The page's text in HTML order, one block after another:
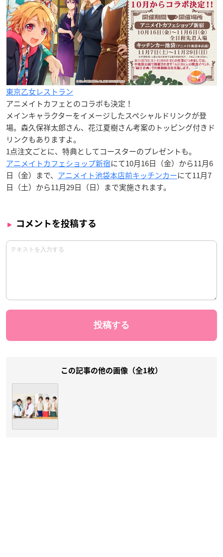
東京乙女レストラン
アニメイトカフェとのコラボも決定！
メインキャラクターをイメージしたスペシャルドリンクが登
場。森久保祥太郎さん、花江夏樹さん考案のトッピング付きド
リンクもありますよ。
1点注文ごとに、特典としてコースターのプレゼントも。
アニメイトカフェショップ新宿にて10月16日（金）から11月6
日（金）まで、 アニメイト池袋本店前キッチンカーにて11月7
日（土）から11月29日（日）まで実施されます。
コメントを投稿する
この記事の他の画像（全1枚）